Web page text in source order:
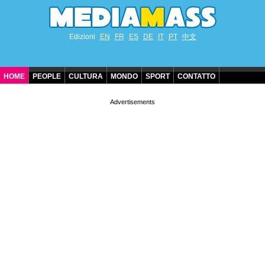
Edizioni EN FR ES DE IT PT 中文
HOME PEOPLE CULTURA MONDO SPORT CONTATTO